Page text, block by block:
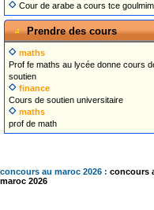
Cour de arabe a cours tce
Prendre des cours
maths
Prof fe maths au lycée donne cours
soutien
finance
Cours de soutien universitaire
maths
prof de math
concours au maroc 2026 : concours
maroc 2026